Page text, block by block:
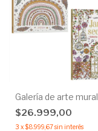
Galería de arte mural
$26.999,00
3 x$8.999,67sin interés